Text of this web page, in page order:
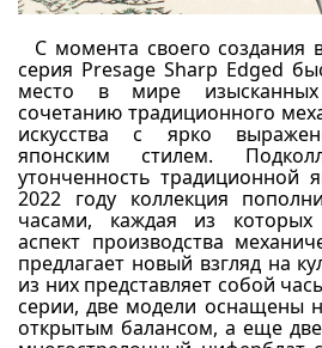
С момента своего создания
серия Presage Sharp Edged
место в мире изысканных
сочетанию традиционного
искусства с ярко
японским стилем.
утонченность традиционной
2022 году коллекция
часами, каждая из которых
аспект производства
предлагает новый взгляд на
из них представляет собой
серии, две модели оснащены
открытым балансом, а еще